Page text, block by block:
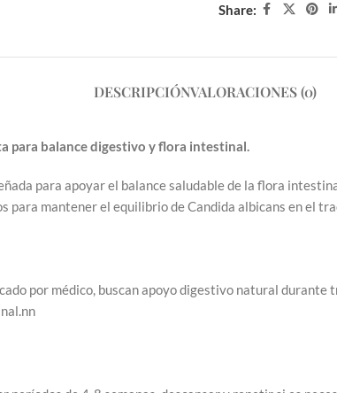
Share:
DESCRIPCIÓNVALORACIONES (0)
para balance digestivo y flora intestinal.
para apoyar el balance saludable de la flora
mantener el equilibrio de Candida albicans en el
por médico, buscan apoyo digestivo natural